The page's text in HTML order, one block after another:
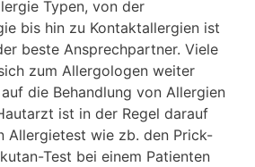
Typen, von der
bis hin zu Kontaktallergien ist
beste Ansprechpartner. Viele
zum Allergologen weiter
die Behandlung von Allergien
ist in der Regel darauf
Allergietest wie zb. den Prick-
Test bei einem Patienten